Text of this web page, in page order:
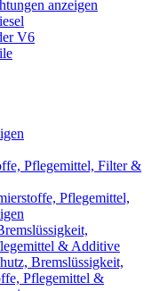
anzeigen
V6
Pflegemittel, Filter &
Pflegemittel,
& Additive
Bremslüssigkeit,
Pflegemittel &